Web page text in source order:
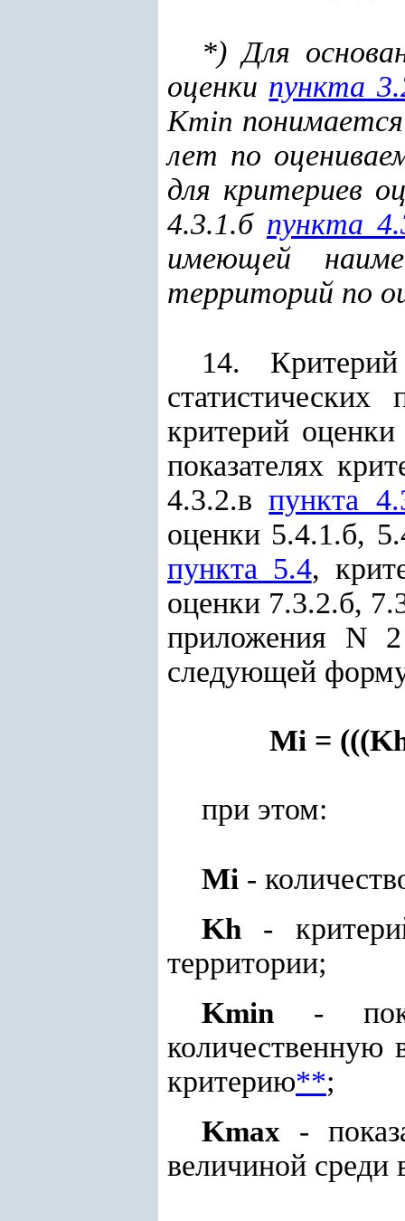
*) Для
оценки пункта
Kmin понимается
лет по
для критериев
4.3.1.б пункта
имеющей
территорий по
14.
критерий
показателях
4.3.2.впункта
оценки 5.4.1.б,
пункта 5.4,
оценки 7.3.2.б,
приложения N
следующей
Mi = (((K
при этом:
Mi -
Kh
-
территории;
Kmin -
количественную
критерию**;
Kmax -
величиной среди